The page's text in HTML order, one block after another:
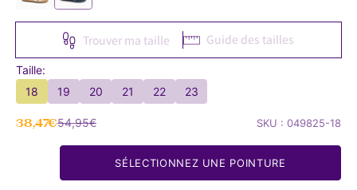
Trouver ma taille Guide des tailles
Taille:
18
19 20 21 22 23
Prix soldé
38,47€Prix normal
54,95€ SKU : 049825-18
SÉLECTIONNEZ UNE POINTURE